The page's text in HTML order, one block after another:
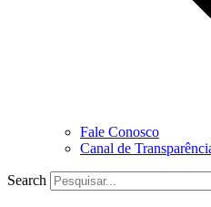
Fale Conosco
Canal de
Search